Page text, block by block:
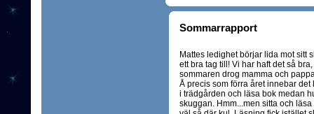
Sommarrapport
Mattes ledighet börjar lida mot sitt
ett bra tag till! Vi har haft det så
sommaren drog mamma och
Å precis som förra året innebar
i trädgården och läsa bok medan
skuggan. Hmm...men sitta och